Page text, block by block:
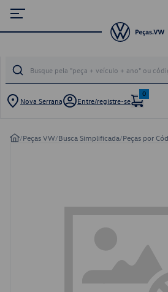
Nova Serrana Entre/registre-se
0
/Peças VW/Busca Simplificada/Peças por